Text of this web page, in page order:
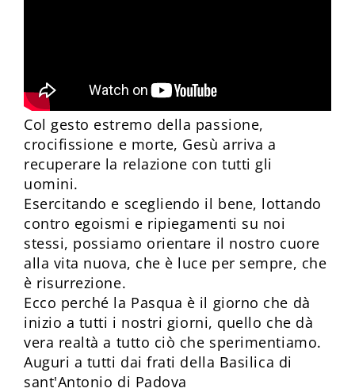
Col gesto estremo della passione,
crocifissione e morte, Gesù arriva a
recuperare la relazione con tutti gli
uomini.
Esercitando e scegliendo il bene, lottando
contro egoismi e ripiegamenti su noi
stessi, possiamo orientare il nostro cuore
alla vita nuova, che è luce per sempre, che
è risurrezione.
Ecco perché la Pasqua è il giorno che dà
inizio a tutti i nostri giorni, quello che dà
vera realtà a tutto ciò che sperimentiamo.
Auguri a tutti dai frati della Basilica di
sant'Antonio di Padova